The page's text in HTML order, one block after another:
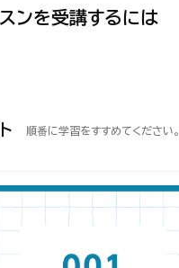
ンを受講するには
順番に学習をすすめてください。